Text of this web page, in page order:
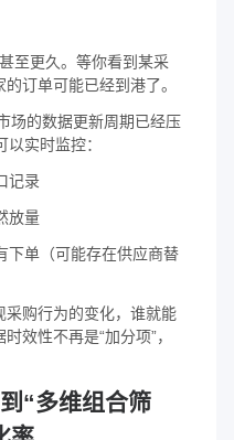
至更久。等你看到某采
订单可能已经到港了。
场的数据更新周期已经压
实时监控：
记录
放量
下单（可能存在供应商替
采购行为的变化，谁就能
效性不再是“加分项”，
“多维组合筛